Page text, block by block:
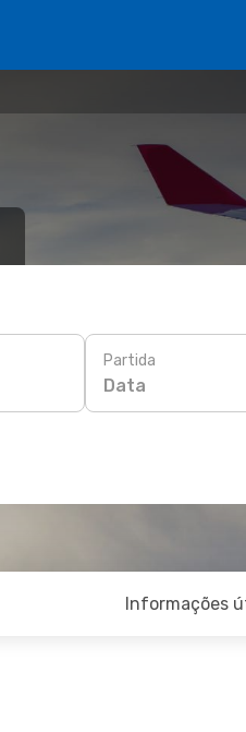
Partida
Data
Informações